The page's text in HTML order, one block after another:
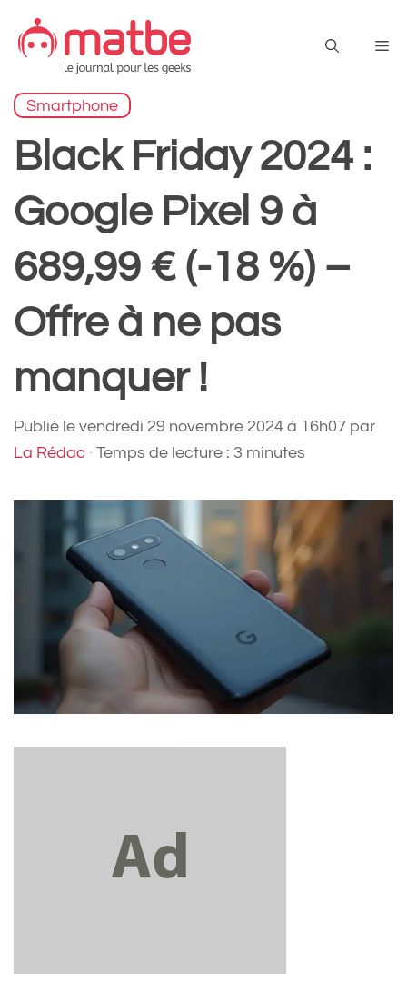
contenu
Smartphone
Black Friday 2024 :
Google Pixel 9 à
689,99 € (-18 %) –
Offre à ne pas
manquer !
Publié le vendredi 29 novembre 2024 à 16h07 par
La Rédac · Temps de lecture : 3 minutes